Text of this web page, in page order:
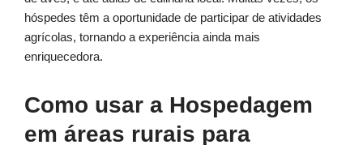
hóspedes têm a oportunidade de participar de atividades
agrícolas, tornando a experiência ainda mais
enriquecedora.
Como usar a Hospedagem
em áreas rurais para